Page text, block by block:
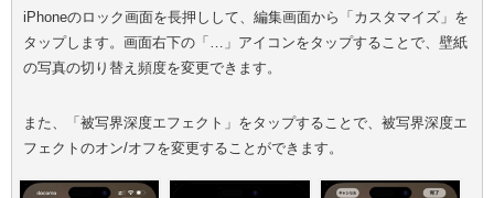
iPhoneのロック画面を長押しして、編集画面から「カスタマイズ」を
タップします。画面右下の「…」アイコンをタップすることで、壁紙
の写真の切り替え頻度を変更できます。
また、「被写界深度エフェクト」をタップすることで、被写界深度エ
フェクトのオン/オフを変更することができます。